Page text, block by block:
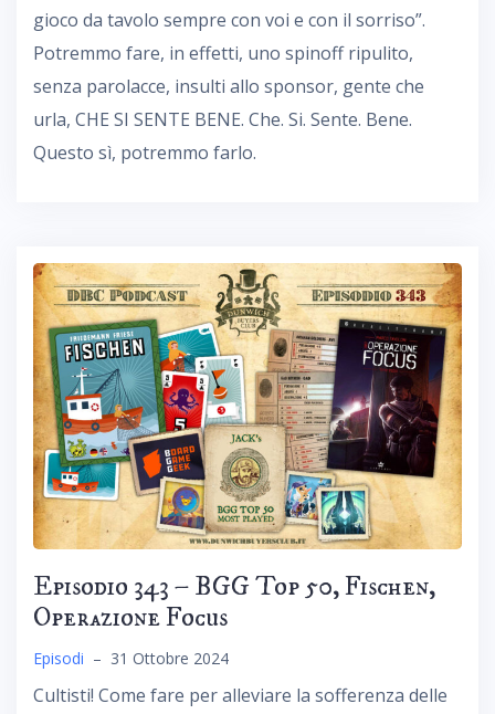
gioco da tavolo sempre con voi e con il sorriso”.
Potremmo fare, in effetti, uno spinoff ripulito,
senza parolacce, insulti allo sponsor, gente che
urla, CHE SI SENTE BENE. Che. Si. Sente. Bene.
Questo sì, potremmo farlo.
Episodio 343 – BGG Top 50, Fischen,
Operazione Focus
Episodi – 31 Ottobre 2024
Cultisti! Come fare per alleviare la sofferenza delle